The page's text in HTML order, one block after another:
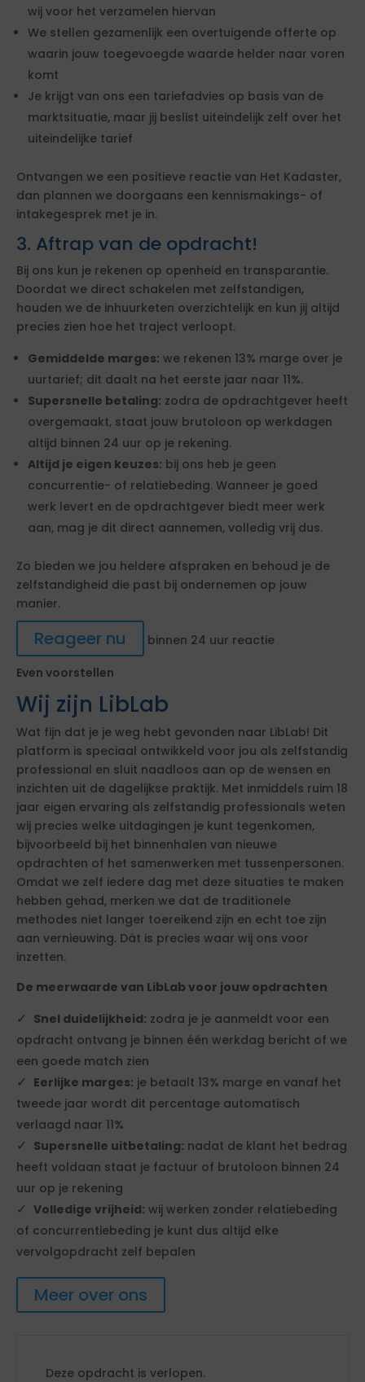
wij voor het verzamelen hiervan
We stellen gezamenlijk een overtuigende offerte op
waarin jouw toegevoegde waarde helder naar voren
komt
Je krijgt van ons een tariefadvies op basis van de
marktsituatie, maar jij beslist uiteindelijk zelf over het
uiteindelijke tarief
Ontvangen we een positieve reactie van Het Kadaster,
dan plannen we doorgaans een kennismakings- of
intakegesprek met je in.
3. Aftrap van de opdracht!
Bij ons kun je rekenen op openheid en transparantie.
Doordat we direct schakelen met zelfstandigen,
houden we de inhuurketen overzichtelijk en kun jij altijd
precies zien hoe het traject verloopt.
Gemiddelde marges: we rekenen 13% marge over je
uurtarief; dit daalt na het eerste jaar naar 11%.
Supersnelle betaling: zodra de opdrachtgever heeft
overgemaakt, staat jouw brutoloon op werkdagen
altijd binnen 24 uur op je rekening.
Altijd je eigen keuzes: bij ons heb je geen
concurrentie- of relatiebeding. Wanneer je goed
werk levert en de opdrachtgever biedt meer werk
aan, mag je dit direct aannemen, volledig vrij dus.
Zo bieden we jou heldere afspraken en behoud je de
zelfstandigheid die past bij ondernemen op jouw
manier.
Reageer nu
binnen 24 uur reactie
Even voorstellen
Wij zijn LibLab
Wat fijn dat je je weg hebt gevonden naar LibLab! Dit
platform is speciaal ontwikkeld voor jou als zelfstandig
professional en sluit naadloos aan op de wensen en
inzichten uit de dagelijkse praktijk. Met inmiddels ruim 18
jaar eigen ervaring als zelfstandig professionals weten
wij precies welke uitdagingen je kunt tegenkomen,
bijvoorbeeld bij het binnenhalen van nieuwe
opdrachten of het samenwerken met tussenpersonen.
Omdat we zelf iedere dag met deze situaties te maken
hebben gehad, merken we dat de traditionele
methodes niet langer toereikend zijn en echt toe zijn
aan vernieuwing. Dát is precies waar wij ons voor
inzetten.
De meerwaarde van LibLab voor jouw opdrachten
Snel duidelijkheid: zodra je je aanmeldt voor een
opdracht ontvang je binnen één werkdag bericht of we
een goede match zien
Eerlijke marges: je betaalt 13% marge en vanaf het
tweede jaar wordt dit percentage automatisch
verlaagd naar 11%
Supersnelle uitbetaling: nadat de klant het bedrag
heeft voldaan staat je factuur of brutoloon binnen 24
uur op je rekening
Volledige vrijheid: wij werken zonder relatiebeding
of concurrentiebeding je kunt dus altijd elke
vervolgopdracht zelf bepalen
Meer over ons
Deze opdracht is verlopen.